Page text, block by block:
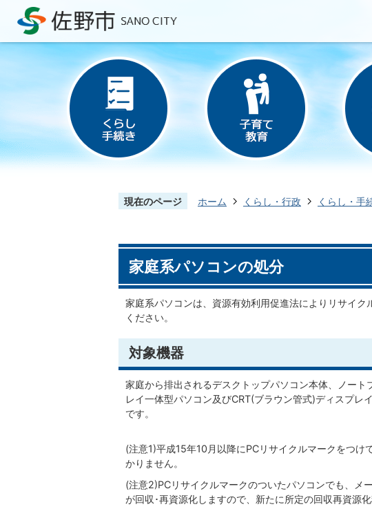
現在のページ ホーム くらし・行政 くらし・手
家庭系パソコンの処分
家庭系パソコンは、資源有効利用促進法によりリサイ
ください。
対象機器
家庭から排出されるデスクトップパソコン本体、ノー
レイ一体型パソコン及びCRT(ブラウン管式)ディスプレ
です。
(注意1)平成15年10月以降にPCリサイクルマークをつ
かりません。
(注意2)PCリサイクルマークのついたパソコンでも、メ
が回収･再資源化しますので、新たに所定の回収再資源化